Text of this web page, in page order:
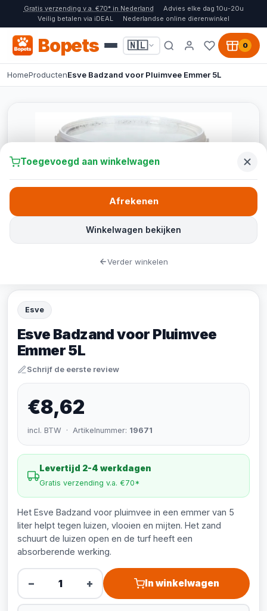
Gratis verzending v.a. €70* in Nederland
Advies elke dag 10u-20u
Veilig betalen via iDEAL
Nederlandse online dierenwinkel
Bopets 🇳🇱 0
HomeProductenEsve Badzand voor Pluimvee Emmer 5L
Esve
Esve Badzand voor Pluimvee
Emmer 5L
Schrijf de eerste review
€8,62
incl. BTW · Artikelnummer: 19671
Levertijd 2-4 werkdagen
Gratis verzending v.a. €70*
Het Esve Badzand voor pluimvee in een emmer van 5
liter helpt tegen luizen, vlooien en mijten. Het zand
schuurt de luizen open en de turf heeft een
absorberende werking.
− + In winkelwagen
Toegevoegd aan winkelwagen
Winkelwagen bekijken
Afrekenen
Verder winkelen